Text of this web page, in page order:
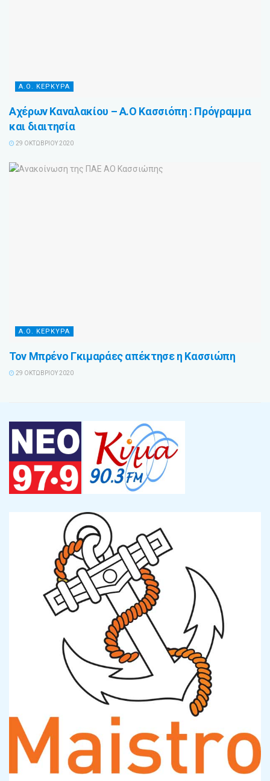
Α.Ο. ΚΕΡΚΥΡΑ
Αχέρων Καναλακίου – Α.Ο Κασσιόπη : Πρόγραμμα
και διαιτησία
29 ΟΚΤΩΒΡΊΟΥ 2020
Α.Ο. ΚΕΡΚΥΡΑ
Τον Μπρένο Γκιμαράες απέκτησε η Κασσιώπη
29 ΟΚΤΩΒΡΊΟΥ 2020